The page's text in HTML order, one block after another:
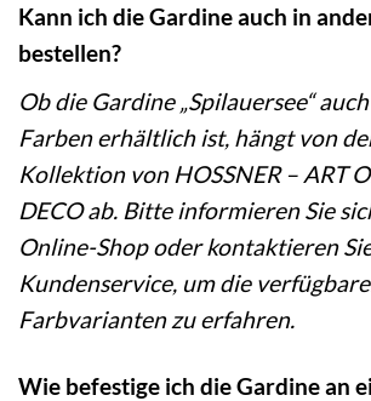
Kann ich die Gardine auch in
bestellen?
Ob die Gardine „Spilauersee“
Farben erhältlich ist, hängt von
Kollektion von HOSSNER – ART
DECO ab. Bitte informieren Sie
Online-Shop oder kontaktieren
Kundenservice, um die
Farbvarianten zu erfahren.
Wie befestige ich die Gardine an